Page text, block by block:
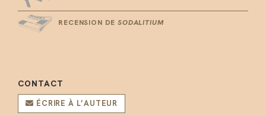
RECENSION DESODALITIUM
CONTACT
ÉCRIRE À L’AUTEUR